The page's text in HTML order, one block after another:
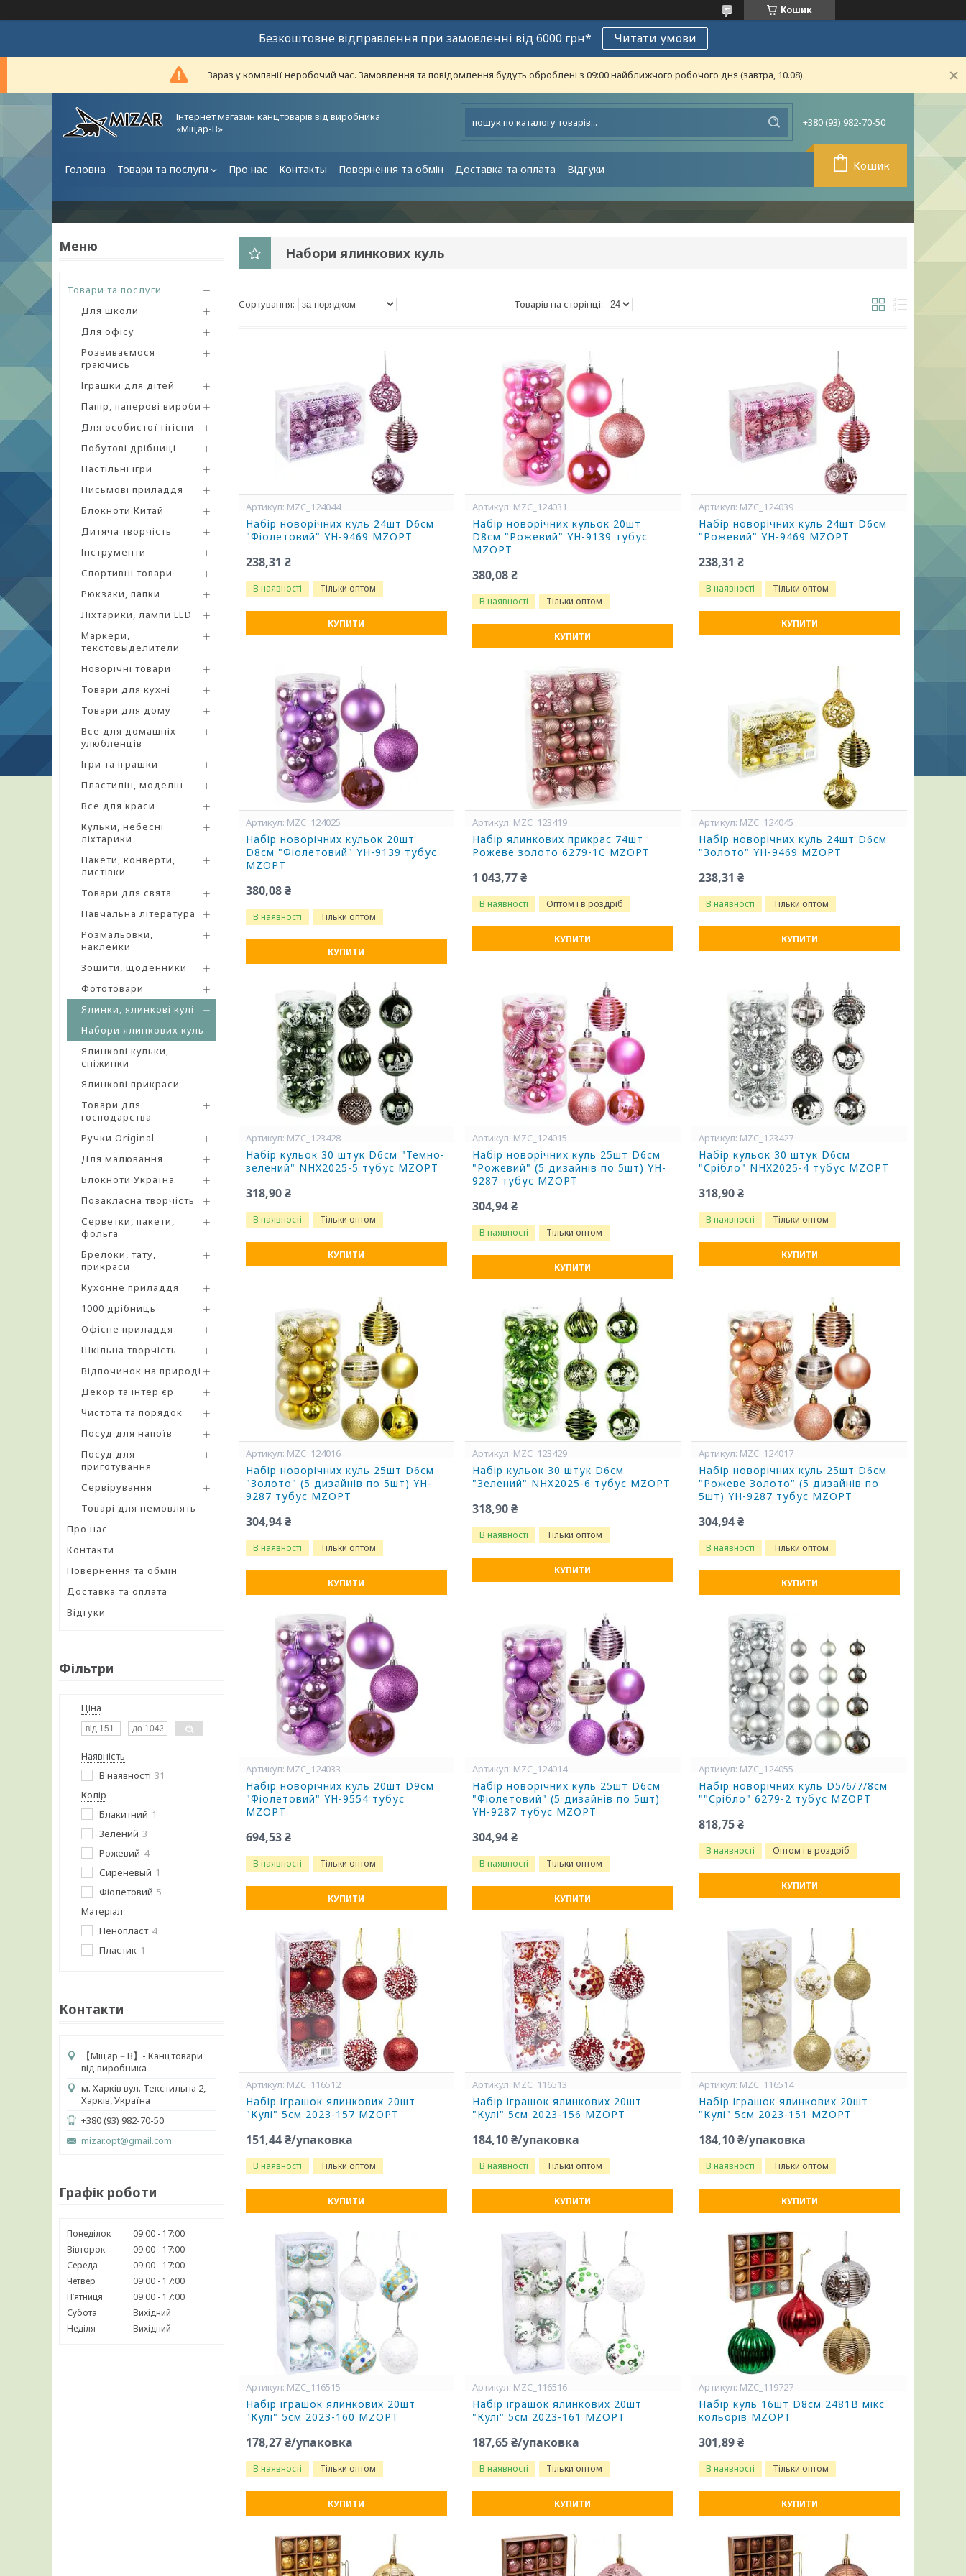
Кошик
Безкоштовне відправлення при замовленні від 6000 грн* Читати умови
Зараз у компанії неробочий час. Замовлення та повідомлення будуть оброблені з 09:00 найближчого робочого дня (завтра, 10.08).
Інтернет магазин канцтоварів від виробника
«Міцар-В»
+380 (93) 982-70-50
Головна Товари та послуги Про нас Контакты Повернення та обмін Доставка та оплата Відгуки Кошик
Товари та послуги
Для школи
Для офісу
Розвиваємося
граючись
Іграшки для дітей
Папір, паперові вироби
Для особистої гігієни
Побутові дрібниці
Настільні ігри
Письмові приладдя
Блокноти Китай
Дитяча творчість
Інструменти
Спортивні товари
Рюкзаки, папки
Ліхтарики, лампи LED
Маркери,
текстовыделители
Новорічні товари
Товари для кухні
Товари для дому
Все для домашніх
улюбленців
Ігри та іграшки
Пластилін, моделін
Все для краси
Кульки, небесні
ліхтарики
Пакети, конверти,
листівки
Товари для свята
Навчальна література
Розмальовки,
наклейки
Зошити, щоденники
Фототовари
Ялинки, ялинкові кулі
Набори ялинкових куль
Ялинкові кульки,
сніжинки
Ялинкові прикраси
Товари для
господарства
Ручки Original
Для малювання
Блокноти Україна
Позакласна творчість
Серветки, пакети,
фольга
Брелоки, тату,
прикраси
Кухонне приладдя
1000 дрібниць
Офісне приладдя
Шкільна творчість
Відпочинок на природі
Декор та інтер'єр
Чистота та порядок
Посуд для напоїв
Посуд для
приготування
Сервірування
Товарі для немовлять
Про нас
Контакти
Повернення та обмін
Доставка та оплата
Відгуки
Фільтри
Ціна
Наявність
В наявності 31
Колір
Блакитний 1
Зелений 3
Рожевий 4
Сиреневый 1
Фіолетовий 5
Матеріал
Пенопласт 4
Пластик 1
Контакти
【 Міцар－В】- Канцтовари
від виробника
м. Харків вул. Текстильна 2,
Харків, Україна
+380 (93) 982-70-50
mizar.opt@gmail.com
Графік роботи
Понеділок 09:00
17:00
Вівторок
09:00
17:00
Середа
09:00
17:00
Четвер
09:00
17:00
Пʼятниця
09:00
17:00
Субота
Вихідний
Неділя
Вихідний
Набори ялинкових куль
MZC_124044
Набір новорічних куль 24шт D6см
"Фіолетовий" YH-9469 MZOPT
238,31 ₴
В наявності Тільки оптом
КУПИТИ
MZC_124031
Набір новорічних кульок 20шт
D8см "Рожевий" YH-9139 тубус
MZOPT
380,08 ₴
В наявності Тільки оптом
КУПИТИ
MZC_124039
Набір новорічних куль 24шт D6см
"Рожевий" YH-9469 MZOPT
238,31 ₴
В наявності Тільки оптом
КУПИТИ
MZC_124025
Набір новорічних кульок 20шт
D8см "Фіолетовий" YH-9139 тубус
MZOPT
380,08 ₴
В наявності Тільки оптом
КУПИТИ
MZC_123419
Набір ялинкових прикрас 74шт
Рожеве золото 6279-1C MZOPT
1 043,77 ₴
В наявності Оптом і в роздріб
КУПИТИ
MZC_124045
Набір новорічних куль 24шт D6см
"Золото" YH-9469 MZOPT
238,31 ₴
В наявності Тільки оптом
КУПИТИ
MZC_123428
Набір кульок 30 штук D6см "Темно-
зелений" NHX2025-5 тубус MZOPT
318,90 ₴
В наявності Тільки оптом
КУПИТИ
MZC_124015
Набір новорічних куль 25шт D6см
"Рожевий" (5 дизайнів по 5шт) YH-
9287 тубус MZOPT
304,94 ₴
В наявності Тільки оптом
КУПИТИ
MZC_123427
Набір кульок 30 штук D6см
"Срібло" NHX2025-4 тубус MZOPT
318,90 ₴
В наявності Тільки оптом
КУПИТИ
MZC_124016
Набір новорічних куль 25шт D6см
"Золото" (5 дизайнів по 5шт) YH-
9287 тубус MZOPT
304,94 ₴
В наявності Тільки оптом
КУПИТИ
MZC_123429
Набір кульок 30 штук D6см
"Зелений" NHX2025-6 тубус MZOPT
318,90 ₴
В наявності Тільки оптом
КУПИТИ
MZC_124017
Набір новорічних куль 25шт D6см
"Рожеве Золото" (5 дизайнів по
5шт) YH-9287 тубус MZOPT
304,94 ₴
В наявності Тільки оптом
КУПИТИ
MZC_124033
Набір новорічних куль 20шт D9см
"Фіолетовий" YH-9554 тубус
MZOPT
694,53 ₴
В наявності Тільки оптом
КУПИТИ
MZC_124014
Набір новорічних куль 25шт D6см
"Фіолетовий" (5 дизайнів по 5шт)
YH-9287 тубус MZOPT
304,94 ₴
В наявності Тільки оптом
КУПИТИ
MZC_124055
Набір новорічних куль D5/6/7/8см
""Срібло" 6279-2 тубус MZOPT
818,75 ₴
В наявності Оптом і в роздріб
КУПИТИ
MZC_116512
Набір іграшок ялинкових 20шт
"Кулі" 5см 2023-157 MZOPT
151,44 ₴/упаковка
В наявності Тільки оптом
КУПИТИ
MZC_116513
Набір іграшок ялинкових 20шт
"Кулі" 5см 2023-156 MZOPT
184,10 ₴/упаковка
В наявності Тільки оптом
КУПИТИ
MZC_116514
Набір іграшок ялинкових 20шт
"Кулі" 5см 2023-151 MZOPT
184,10 ₴/упаковка
В наявності Тільки оптом
КУПИТИ
MZC_116515
Набір іграшок ялинкових 20шт
"Кулі" 5см 2023-160 MZOPT
178,27 ₴/упаковка
В наявності Тільки оптом
КУПИТИ
MZC_116516
Набір іграшок ялинкових 20шт
"Кулі" 5см 2023-161 MZOPT
187,65 ₴/упаковка
В наявності Тільки оптом
КУПИТИ
MZC_119727
Набір куль 16шт D8см 2481B мікс
кольорів MZOPT
301,89 ₴
В наявності Тільки оптом
КУПИТИ